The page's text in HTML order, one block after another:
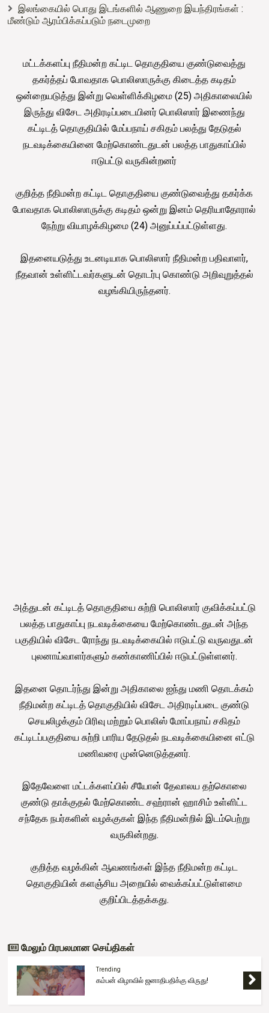
இலங்கையில் பொது இடங்களில் ஆணுறை இயந்திரங்கள் :
மீண்டும் ஆரம்பிக்கப்படும் நடைமுறை
மட்டக்களப்பு நீதிமன்ற கட்டிட தொகுதியை குண்டுவைத்து
தகர்த்தப் போவதாக பொலிஸாருக்கு கிடைத்த கடிதம்
ஒன்றையடுத்து இன்று வெள்ளிக்கிழமை (25) அதிகாலையில்
இருந்து விசேட அதிரடிப்படையினர் பொலிஸார் இணைந்து
கட்டிடத் தொகுதியில் மேப்பநாய் சகிதம் பலத்து தேடுதல்
நடவடிக்கையினை மேற்கொண்டதுடன் பலத்த பாதுகாப்பில்
ஈடுபட்டு வருகின்றனர்
குறித்த நீதிமன்ற கட்டிட தொகுதியை குண்டுவைத்து தகர்க்க
போவதாக பொலிஸாருக்கு கடிதம் ஒன்று இனம் தெரியாதோரால்
நேற்று வியாழக்கிழமை (24) அனுப்பப்பட்டுள்ளது.
இதனையடுத்து உடனடியாக பொலிஸார் நீதிமன்ற பதிவாளர்,
நீதவான் உள்ளிட்டவர்களுடன் தொடர்பு கொண்டு அறிவுறுத்தல்
வழங்கியிருந்தனர்.
அத்துடன் கட்டிடத் தொகுதியை சுற்றி பொலிஸார் குவிக்கப்பட்டு
பலத்த பாதுகாப்பு நடவடிக்கையை மேற்கொண்டதுடன் அந்த
பகுதியில் விசேட ரோந்து நடவடிக்கையில் ஈடுபட்டு வருவதுடன்
புலனாய்வாளர்களும் கண்காணிப்பில் ஈடுபட்டுள்ளனர்.
இதனை தொடர்ந்து இன்று அதிகாலை ஐந்து மணி தொடக்கம்
நீதிமன்ற கட்டிடத் தொகுதியில் விசேட அதிரடிப்படை குண்டு
செயலிழக்கும் பிரிவு மற்றும் பொலிஸ் மோப்பநாய் சகிதம்
கட்டிடப்பகுதியை சுற்றி பாரிய தேடுதல் நடவடிக்கையினை எட்டு
மணிவரை முன்னெடுத்தனர்.
இதேவேளை மட்டக்களப்பில் சீயோன் தேவாலய தற்கொலை
குண்டு தாக்குதல் மேற்கொண்ட சஹ்ரான் ஹாசிம் உள்ளிட்ட
சந்தேக நபர்களின் வழக்குகள் இந்த நீதிமன்றில் இடம்பெற்று
வருகின்றது.
குறித்த வழக்கின் ஆவணங்கள் இந்த நீதிமன்ற கட்டிட
தொகுதியின் களஞ்சிய அறையில் வைக்கப்பட்டுள்ளமை
குறிப்பிடத்தக்கது.
மேலும் பிரபலமான செய்திகள்
Trending
கம்பன் விழாவில் ஜனாதிபதிக்கு விருது!